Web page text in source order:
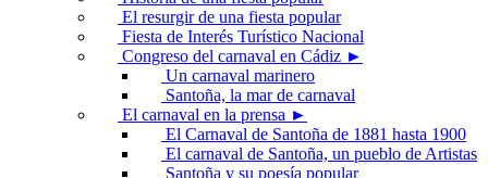
El resurgir de una fiesta popular
Fiesta de Interés Turístico Nacional
Congreso del carnaval en Cádiz ►
Un carnaval marinero
Santoña, la mar de carnaval
El carnaval en la prensa ►
El Carnaval de Santoña de 1881 hasta 1900
El carnaval de Santoña, un pueblo de Artistas
Santoña y su poesía popular